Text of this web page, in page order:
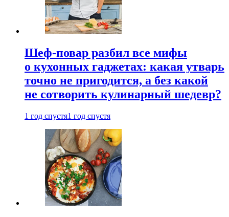
Шеф-повар разбил все мифы
о кухонных гаджетах: какая утварь
точно не пригодится, а без какой
не сотворить кулинарный шедевр?
1 год спустя1 год спустя